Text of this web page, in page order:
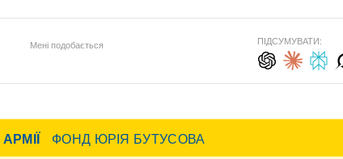
Мені подобається ПІДСУМУВАТИ: